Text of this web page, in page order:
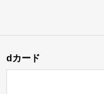
dカード